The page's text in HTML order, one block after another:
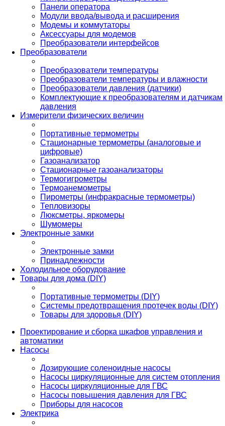
Панели оператора
Модули ввода/вывода и расширения
Модемы и коммутаторы
Аксессуары для модемов
Преобразователи интерфейсов
Преобразователи
Преобразователи температуры
Преобразователи температуры и влажности
Преобразователи давления (датчики)
Комплектующие к преобразователям и датчикам
давления
Измерители физических величин
Портативные термометры
Стационарные термометры (аналоговые и
цифровые)
Газоанализатор
Стационарные газоанализаторы
Термогигрометры
Термоанемометры
Пирометры (инфракрасные термометры)
Тепловизоры
Люксметры, яркомеры
Шумомеры
Электронные замки
Электронные замки
Принадлежности
Холодильное оборудование
Товары для дома (DIY)
Портативные термометры (DIY)
Системы предотвращения протечек воды (DIY)
Товары для здоровья (DIY)
Проектирование и сборка шкафов управления и
автоматики
Насосы
Дозирующие соленоидные насосы
Насосы циркуляционные для систем отопления
Насосы циркуляционные для ГВС
Насосы повышения давления для ГВС
Приборы для насосов
Электрика